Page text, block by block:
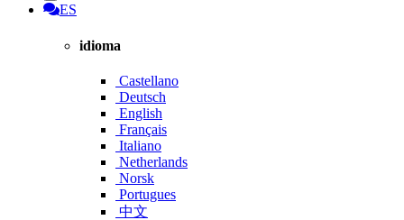
ES
idioma
Castellano
Deutsch
English
Français
Italiano
Netherlands
Norsk
Portugues
中文